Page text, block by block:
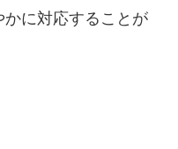
に対応することが